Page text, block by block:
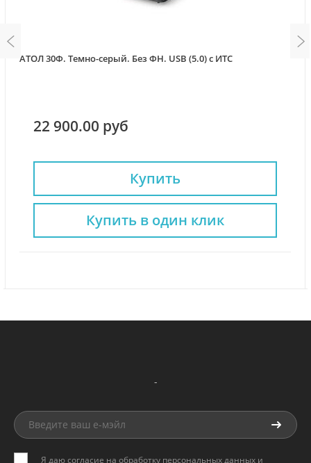
АТОЛ 30Ф. Темно-серый. Без ФН. USB (5.0) с ИТС
22 900.00 руб
Купить
Купить в один клик
-
Я даю согласие на обработку персональных данных и